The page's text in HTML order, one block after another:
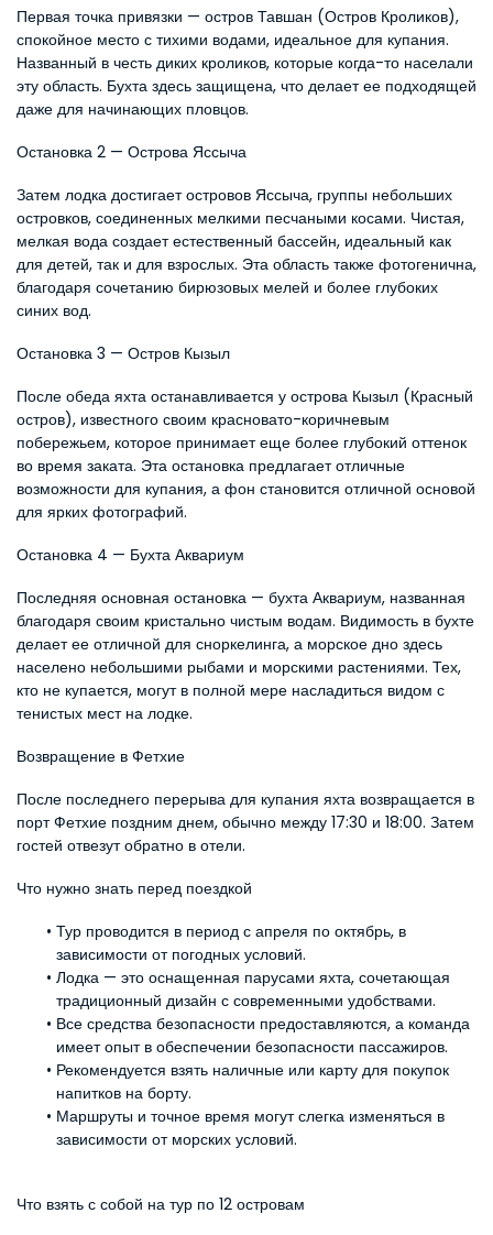
Первая точка привязки — остров Тавшан (Остров Кроликов),
спокойное место с тихими водами, идеальное для купания.
Названный в честь диких кроликов, которые когда-то населали
эту область. Бухта здесь защищена, что делает ее подходящей
даже для начинающих пловцов.
Остановка 2 — Острова Яссыча
Затем лодка достигает островов Яссыча, группы небольших
островков, соединенных мелкими песчаными косами. Чистая,
мелкая вода создает естественный бассейн, идеальный как
для детей, так и для взрослых. Эта область также фотогенична,
благодаря сочетанию бирюзовых мелей и более глубоких
синих вод.
Остановка 3 — Остров Кызыл
После обеда яхта останавливается у острова Кызыл (Красный
остров), известного своим красновато-коричневым
побережьем, которое принимает еще более глубокий оттенок
во время заката. Эта остановка предлагает отличные
возможности для купания, а фон становится отличной основой
для ярких фотографий.
Остановка 4 — Бухта Аквариум
Последняя основная остановка — бухта Аквариум, названная
благодаря своим кристально чистым водам. Видимость в бухте
делает ее отличной для сноркелинга, а морское дно здесь
населено небольшими рыбами и морскими растениями. Тех,
кто не купается, могут в полной мере насладиться видом с
тенистых мест на лодке.
Возвращение в Фетхие
После последнего перерыва для купания яхта возвращается в
порт Фетхие поздним днем, обычно между 17:30 и 18:00. Затем
гостей отвезут обратно в отели.
Что нужно знать перед поездкой
Тур проводится в период с апреля по октябрь, в
зависимости от погодных условий.
Лодка — это оснащенная парусами яхта, сочетающая
традиционный дизайн с современными удобствами.
Все средства безопасности предоставляются, а команда
имеет опыт в обеспечении безопасности пассажиров.
Рекомендуется взять наличные или карту для покупок
напитков на борту.
Маршруты и точное время могут слегка изменяться в
зависимости от морских условий.
Что взять с собой на тур по 12 островам